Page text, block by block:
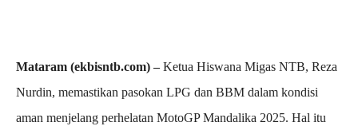
Mataram (ekbisntb.com) –Ketua Hiswana Migas NTB, Reza
Nurdin, memastikan pasokan LPG dan BBM dalam kondisi
aman menjelang perhelatan MotoGP Mandalika 2025. Hal itu